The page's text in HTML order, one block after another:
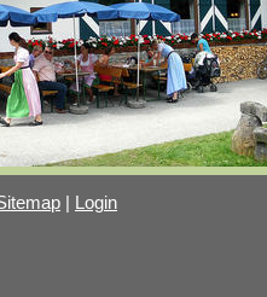
Login